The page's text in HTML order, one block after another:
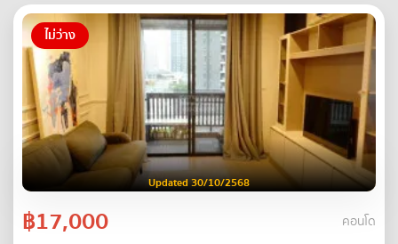
ไม่ว่าง
Updated 30/10/2568
฿17,000 คอนโด